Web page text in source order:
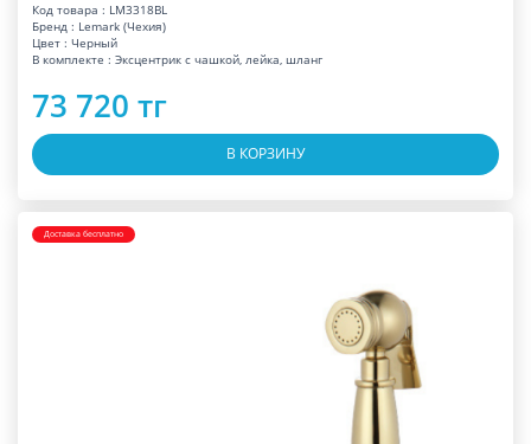
Код товара : LM3318BL
Бренд : Lemark (Чехия)
Цвет : Черный
В комплекте : Эксцентрик с чашкой, лейка, шланг
73 720 тг
В КОРЗИНУ
Доставка бесплатно